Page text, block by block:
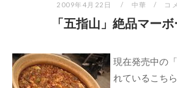
2009年4月22日 中華 コ
「五指山」絶品マーボ
現在発売中の
れているこち